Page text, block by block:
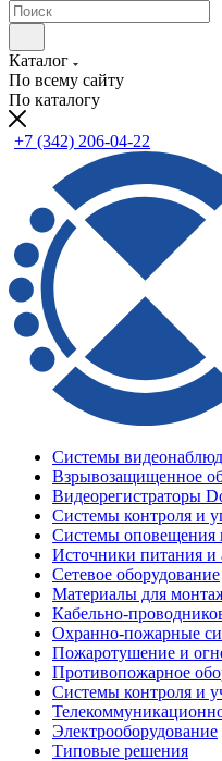
Каталог
По всему сайту
По каталогу
+7 (342) 206-04-22
Системы
Взрывозащищенное
Видеорегистраторы
Системы контроля и
Системы оповещения
Источники питания и
Сетевое оборудование
Материалы для
Кабельно-
Охранно-пожарные
Пожаротушение и
Противопожарное
Системы контроля и
Электрооборудование
Типовые решения